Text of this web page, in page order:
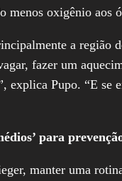
menos oxigênio aos
a
fazer um
explica Pupo. “E se
para
manter uma